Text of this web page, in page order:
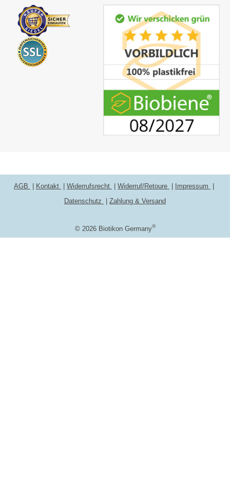
© 2026 Biotikon Germany®
AGB Kontakt Widerrufsrecht Widerruf/Retoure
Impressum
Datenschutz
Zahlung & Versand